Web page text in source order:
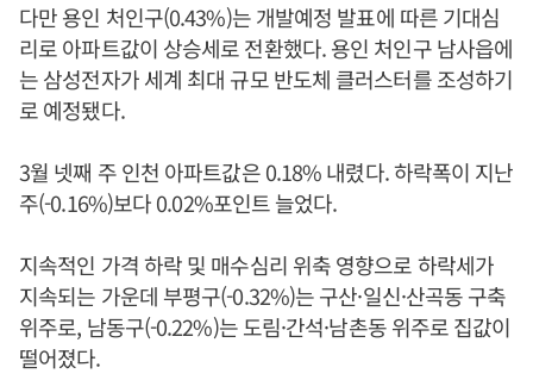
다만 용인 처인구(0.43%)는 개발예정 발표에 따른 기대심
리로 아파트값이 상승세로 전환했다. 용인 처인구 남사읍에
는 삼성전자가 세계 최대 규모 반도체 클러스터를 조성하기
로 예정됐다.
3월 넷째 주 인천 아파트값은 0.18% 내렸다. 하락폭이 지난
주(-0.16%)보다 0.02%포인트 늘었다.
지속적인 가격 하락 및 매수심리 위축 영향으로 하락세가
지속되는 가운데 부평구(-0.32%)는 구산·일신·산곡동 구축
위주로, 남동구(-0.22%)는 도림·간석·남촌동 위주로 집값이
떨어졌다.